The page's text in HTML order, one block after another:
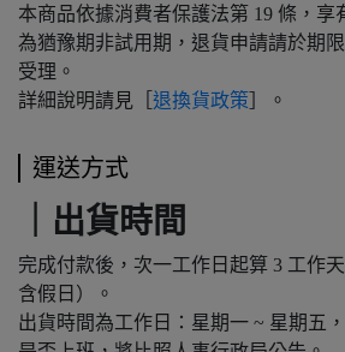
本商品依據消費者保護法第 19 條，享
為猶豫期非試用期，退貨申請請於期
受理。
詳細說明請見［ 退換貨政策 ］。
運送方式
｜出貨時間
完成付款後，次一工作日起算 3 工作
含假日）。
出貨時間為工作日：星期一 ~ 星期五